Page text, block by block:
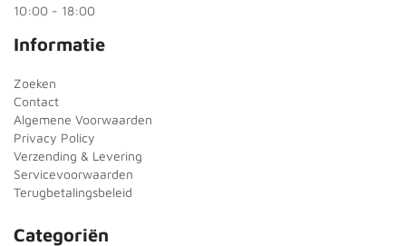
10:00 - 18:00
Informatie
Zoeken
Contact
Algemene Voorwaarden
Privacy Policy
Verzending & Levering
Servicevoorwaarden
Terugbetalingsbeleid
Categoriën